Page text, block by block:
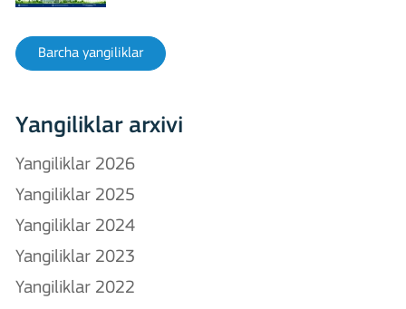
Barcha yangiliklar
Yangiliklar arxivi
Yangiliklar 2026
Yangiliklar 2025
Yangiliklar 2024
Yangiliklar 2023
Yangiliklar 2022